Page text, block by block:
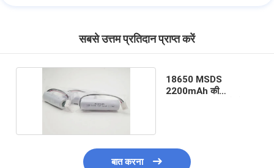
सबसे उत्तम प्रतिदान प्राप्त करें
18650 MSDS
2200mAh की
बात करना